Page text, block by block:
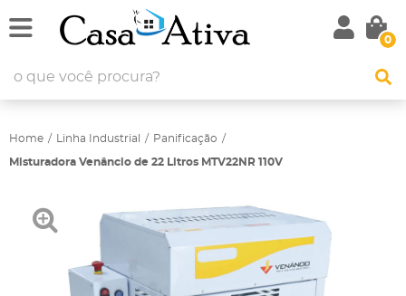
0
Home Linha Industrial Panificação
Misturadora Venâncio de 22 Litros MTV22NR 110V